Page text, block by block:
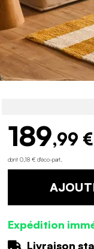
189,99 €
dont 0,18 € d'éco-part
Expédition
Livraison